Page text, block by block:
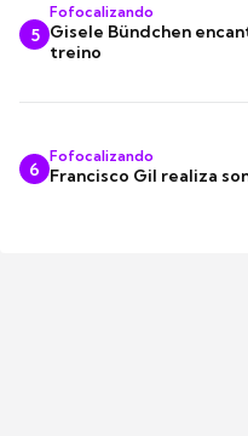
5
Fofocalizando
Gisele Bündchen
treino
6
Fofocalizando
Francisco Gil realiza